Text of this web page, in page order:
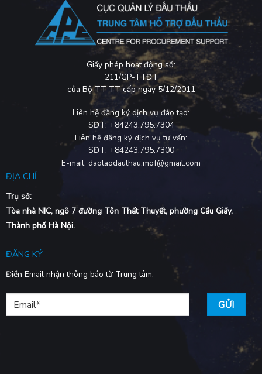
Giấy phép hoạt động số:
211/GP-TTĐT
của Bộ TT-TT cấp ngày 5/12/2011
Liên hệ đăng ký dịch vụ đào tạo:
SĐT: +84243.795.7304
Liên hệ đăng ký dịch vụ tư vấn:
SĐT: +84243.795.7300
E-mail: daotaodauthau.mof@gmail.com
ĐỊA CHỈ
Trụ sở:
Tòa nhà NIC, ngõ 7 đường Tôn Thất Thuyết, phường Cầu Giấy,
Thành phố Hà Nội.
ĐĂNG KÝ
Điền Email nhận thông báo từ Trung tâm: